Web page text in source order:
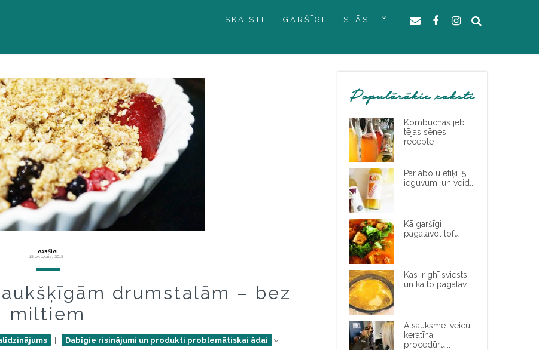
SKAISTI GARŠĪGI STĀSTI
GARŠĪGI
18 oktobris, 2018
drumstalām – bez
miltiem
Dabīgie risinājumi un produkti problemātiskai ādai »
Populārākie raksti
Kombuchas jeb
tējas sēnes
recepte
Par ābolu etiķi. 5
ieguvumi un veid...
Kā garšīgi
pagatavot tofu
Kas ir ghī sviests
un kā to pagatav...
Atsauksme: veicu
keratīna
procedūru...